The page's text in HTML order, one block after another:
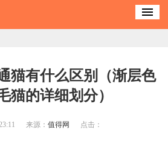
猫有什么区别（渐层色
猫的详细划分）
来源： 值得网 点击：